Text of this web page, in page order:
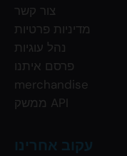
צור קשר
מדיניות פרטיות
נהל עוגיות
פרסם איתנו
merchandise
ממשק API
עקוב אחרינו